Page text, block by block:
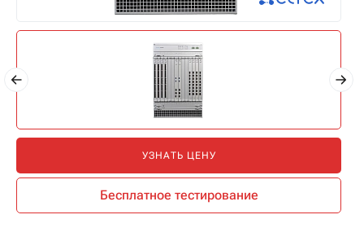
УЗНАТЬ ЦЕНУ
Бесплатное тестирование